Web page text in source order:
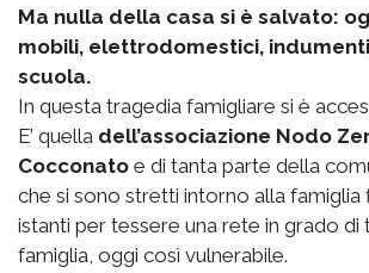
Ma nulla della casa si è salvato:
mobili, elettrodomestici,
scuola.
In questa tragedia famigliare si è
E’ quella dell’associazione Nodo
Cocconato e di tanta parte della
che si sono stretti intorno alla famiglia
istanti per tessere una rete in grado di
famiglia, oggi così vulnerabile.